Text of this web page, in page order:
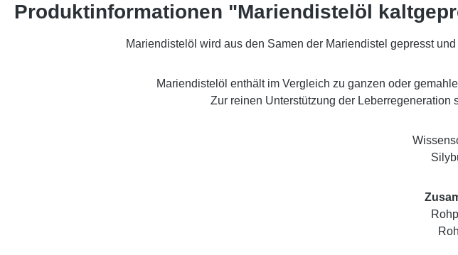
Produktinformationen "Mariendistelöl
Mariendistelöl wird aus den Samen der Mariendistel gepresst
Mariendistelöl enthält im Vergleich zu ganzen oder
Zur reinen Unterstützung der